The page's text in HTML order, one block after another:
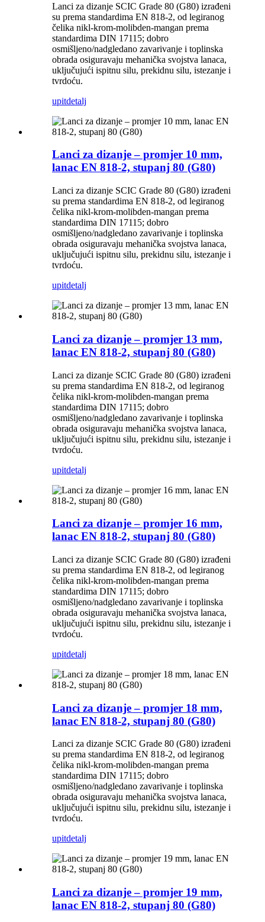
Lanci za dizanje SCIC Grade 80 (G80) izrađeni
su prema standardima EN 818-2, od legiranog
čelika nikl-krom-molibden-mangan prema
standardima DIN 17115; dobro
osmišljeno/nadgledano zavarivanje i toplinska
obrada osiguravaju mehanička svojstva lanaca,
uključujući ispitnu silu, prekidnu silu, istezanje i
tvrdoću.
upitdetalj
Lanci za dizanje – promjer 10 mm,
lanac EN 818-2, stupanj 80 (G80)
Lanci za dizanje SCIC Grade 80 (G80) izrađeni
su prema standardima EN 818-2, od legiranog
čelika nikl-krom-molibden-mangan prema
standardima DIN 17115; dobro
osmišljeno/nadgledano zavarivanje i toplinska
obrada osiguravaju mehanička svojstva lanaca,
uključujući ispitnu silu, prekidnu silu, istezanje i
tvrdoću.
upitdetalj
Lanci za dizanje – promjer 13 mm,
lanac EN 818-2, stupanj 80 (G80)
Lanci za dizanje SCIC Grade 80 (G80) izrađeni
su prema standardima EN 818-2, od legiranog
čelika nikl-krom-molibden-mangan prema
standardima DIN 17115; dobro
osmišljeno/nadgledano zavarivanje i toplinska
obrada osiguravaju mehanička svojstva lanaca,
uključujući ispitnu silu, prekidnu silu, istezanje i
tvrdoću.
upitdetalj
Lanci za dizanje – promjer 16 mm,
lanac EN 818-2, stupanj 80 (G80)
Lanci za dizanje SCIC Grade 80 (G80) izrađeni
su prema standardima EN 818-2, od legiranog
čelika nikl-krom-molibden-mangan prema
standardima DIN 17115; dobro
osmišljeno/nadgledano zavarivanje i toplinska
obrada osiguravaju mehanička svojstva lanaca,
uključujući ispitnu silu, prekidnu silu, istezanje i
tvrdoću.
upitdetalj
Lanci za dizanje – promjer 18 mm,
lanac EN 818-2, stupanj 80 (G80)
Lanci za dizanje SCIC Grade 80 (G80) izrađeni
su prema standardima EN 818-2, od legiranog
čelika nikl-krom-molibden-mangan prema
standardima DIN 17115; dobro
osmišljeno/nadgledano zavarivanje i toplinska
obrada osiguravaju mehanička svojstva lanaca,
uključujući ispitnu silu, prekidnu silu, istezanje i
tvrdoću.
upitdetalj
Lanci za dizanje – promjer 19 mm,
lanac EN 818-2, stupanj 80 (G80)